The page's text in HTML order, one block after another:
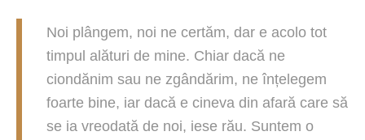
Noi plângem, noi ne certăm, dar e acolo tot
timpul alături de mine. Chiar dacă ne
ciondănim sau ne zgândărim, ne înțelegem
foarte bine, iar dacă e cineva din afară care să
se ia vreodată de noi, iese rău. Suntem o